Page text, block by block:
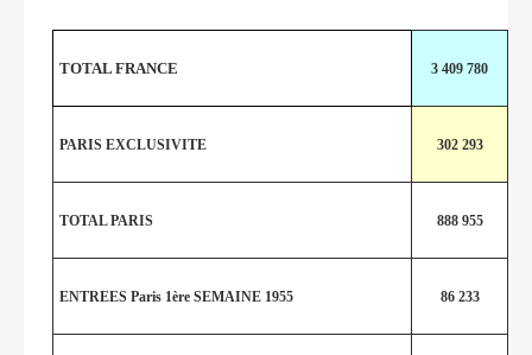
TOTAL FRANCE 3 409 780
PARIS EXCLUSIVITE 302 293
TOTAL PARIS 888 955
ENTREES Paris 1ère SEMAINE 1955 86 233